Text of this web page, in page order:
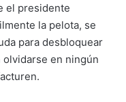
el presidente
la pelota, se
para desbloquear
olvidarse en ningún